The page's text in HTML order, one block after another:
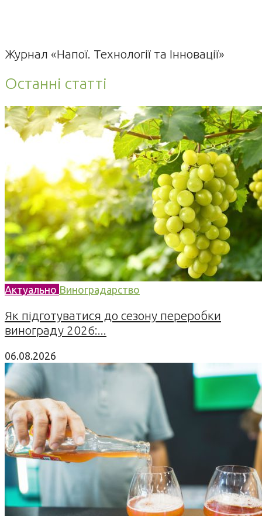
Журнал «Напої. Технології та Інновації»
Останні статті
Актуально Виноградарство
Як підготуватися до сезону переробки
винограду 2026:...
06.08.2026